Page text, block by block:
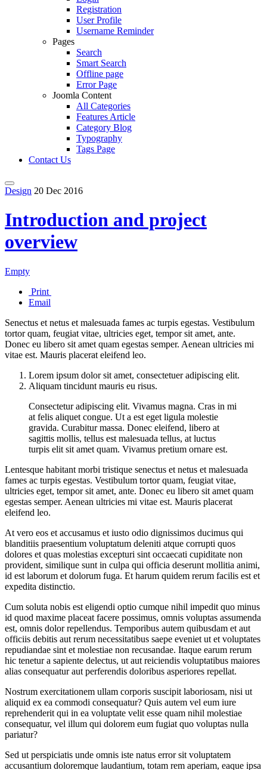
Registration
User Profile
Username Reminder
Pages
Search
Smart Search
Offline page
Error Page
Joomla Content
All Categories
Features Article
Category Blog
Typography
Tags Page
Contact Us
Design 20 Dec 2016
Introduction and project
overview
Empty
Print
Email
Senectus et netus et malesuada fames ac turpis egestas. Vestibulum
tortor quam, feugiat vitae, ultricies eget, tempor sit amet, ante.
Donec eu libero sit amet quam egestas semper. Aenean ultricies mi
vitae est. Mauris placerat eleifend leo.
Lorem ipsum dolor sit amet, consectetuer adipiscing elit.
Aliquam tincidunt mauris eu risus.
Consectetur adipiscing elit. Vivamus magna. Cras in mi
at felis aliquet congue. Ut a est eget ligula molestie
gravida. Curabitur massa. Donec eleifend, libero at
sagittis mollis, tellus est malesuada tellus, at luctus
turpis elit sit amet quam. Vivamus pretium ornare est.
Lentesque habitant morbi tristique senectus et netus et malesuada
fames ac turpis egestas. Vestibulum tortor quam, feugiat vitae,
ultricies eget, tempor sit amet, ante. Donec eu libero sit amet quam
egestas semper. Aenean ultricies mi vitae est. Mauris placerat
eleifend leo.
At vero eos et accusamus et iusto odio dignissimos ducimus qui
blanditiis praesentium voluptatum deleniti atque corrupti quos
dolores et quas molestias excepturi sint occaecati cupiditate non
provident, similique sunt in culpa qui officia deserunt mollitia animi,
id est laborum et dolorum fuga. Et harum quidem rerum facilis est et
expedita distinctio.
Cum soluta nobis est eligendi optio cumque nihil impedit quo minus
id quod maxime placeat facere possimus, omnis voluptas assumenda
est, omnis dolor repellendus. Temporibus autem quibusdam et aut
officiis debitis aut rerum necessitatibus saepe eveniet ut et voluptates
repudiandae sint et molestiae non recusandae. Itaque earum rerum
hic tenetur a sapiente delectus, ut aut reiciendis voluptatibus maiores
alias consequatur aut perferendis doloribus asperiores repellat.
Nostrum exercitationem ullam corporis suscipit laboriosam, nisi ut
aliquid ex ea commodi consequatur? Quis autem vel eum iure
reprehenderit qui in ea voluptate velit esse quam nihil molestiae
consequatur, vel illum qui dolorem eum fugiat quo voluptas nulla
pariatur?
Sed ut perspiciatis unde omnis iste natus error sit voluptatem
accusantium doloremque laudantium, totam rem aperiam, eaque ipsa